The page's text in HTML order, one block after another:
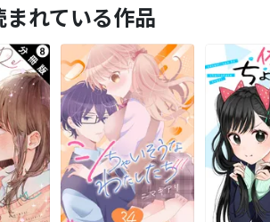
れている作品